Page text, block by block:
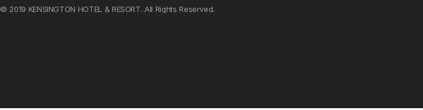
© 2019 KENSINGTON HOTEL & RESORT. All Rights Reserved.